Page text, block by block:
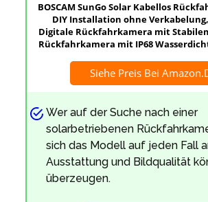
BOSCAM SunGo Solar Kabellos
DIY Installation ohne
Digitale Rückfahrkamera mit
Rückfahrkamera mit IP68
Siehe Preis Bei
Wer auf der Suche nach einer
solarbetriebenen
sich das Modell auf jeden Fall
Ausstattung und Bildqualität
überzeugen.